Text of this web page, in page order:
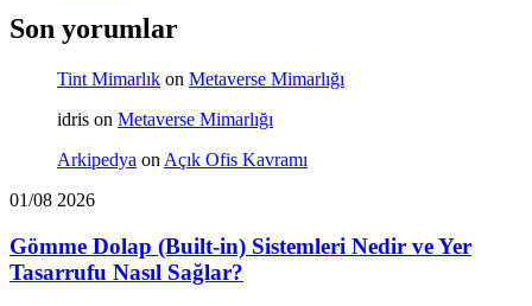
Son yorumlar
Tint Mimarlık on Metaverse Mimarlığı
idris on Metaverse Mimarlığı
Arkipedya on Açık Ofis Kavramı
01/08 2026
Gömme Dolap (Built-in) Sistemleri Nedir ve Yer
Tasarrufu Nasıl Sağlar?